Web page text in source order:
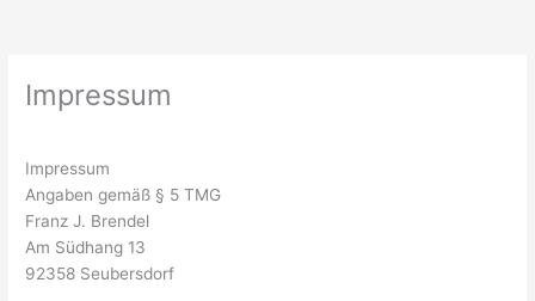
Impressum
Impressum
Angaben gemäß § 5 TMG
Franz J. Brendel
Am Südhang 13
92358 Seubersdorf